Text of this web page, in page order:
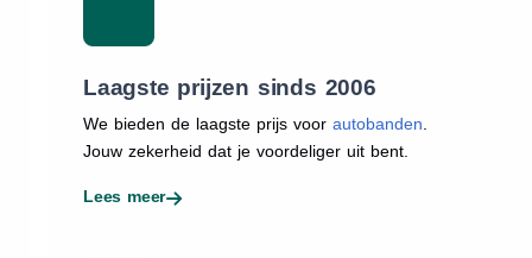
Laagste prijzen sinds 2006
We bieden de laagste prijs voor autobanden
Jouw zekerheid dat je voordeliger uit bent.
Lees meer